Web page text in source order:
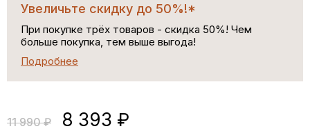
Увеличьте скидку до 50%!*
При покупке трёх товаров - скидка 50%! Чем
больше покупка, тем выше выгода!
Подробнее
11 990 ₽ 8 393 ₽